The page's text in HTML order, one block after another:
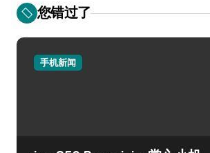
您错过了
手机新闻